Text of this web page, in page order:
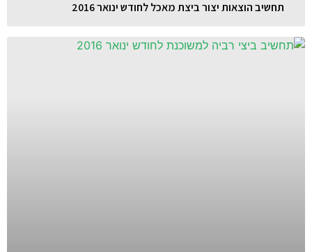
תחשיב הוצאות יצור ביצת מאכל לחודש ינואר 2016